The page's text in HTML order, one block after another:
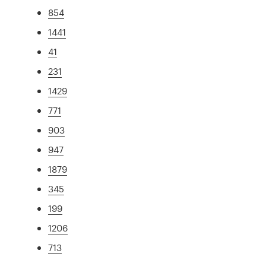
854
1441
41
231
1429
771
903
947
1879
345
199
1206
713